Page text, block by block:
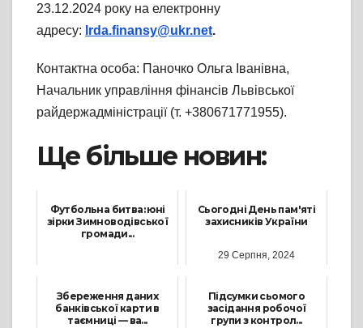
23.12.2024 року на електронну
адресу: lrda.finansy@ukr.net.
Контактна особа: Паночко Ольга Іванівна,
Начальник управління фінансів Львівської
райдержадміністрації (т. +380671771955).
Ще більше новин:
Футбольна битва: юні
зірки Зимноводівської
громади...
Сьогодні День пам'яті
захисників України
29 Серпня, 2024
Збереження даних
банківської карти в
таємниці — ва...
Підсумки сьомого
засідання робочої
групи з контрол...